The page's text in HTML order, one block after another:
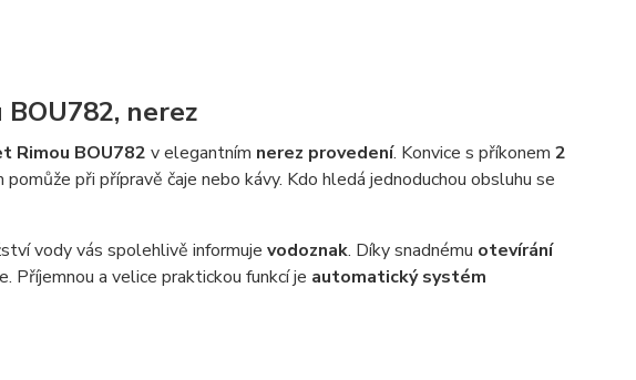
nerez
Rimou BOU782 v elegantním nerez provedení. Konvice s příkonem 2
při přípravě čaje nebo kávy. Kdo hledá jednoduchou obsluhu se
vody vás spolehlivě informuje vodoznak. Díky snadnému otevírání
a velice praktickou funkcí je automatický systém